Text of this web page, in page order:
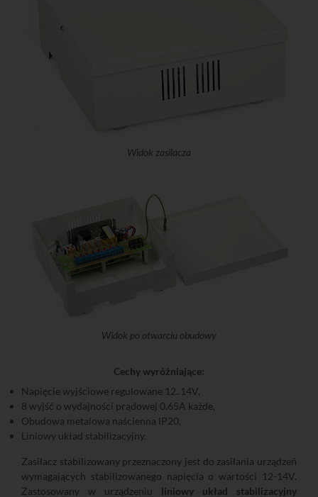
Widok zasilacza
Widok po otwarciu obudowy
Cechy wyróżniające:
Napięcie wyjściowe regulowane 12..14V,
8 wyjść o wydajności prądowej 0.65A każde,
Obudowa metalowa naścienna IP20,
Liniowy układ stabilizacyjny.
Zasilacz stabilizowany przeznaczony jest do zasilania urządzeń
wymagających stabilizowanego napięcia o wartości 12-14V.
Zastosowany w urządzeniu liniowy układ stabilizacyjny